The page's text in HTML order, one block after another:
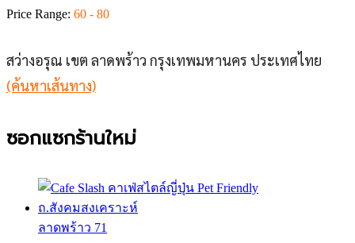
Price Range: 60 - 80
สว่างอรุณ เขต ลาดพร้าว กรุงเทพมหานคร ประเทศไทย
(ค้นหาเส้นทาง)
ซอกแซกร้านใหม่
ลาดพร้าว 71